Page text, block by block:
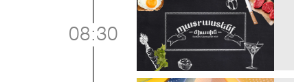
08:30